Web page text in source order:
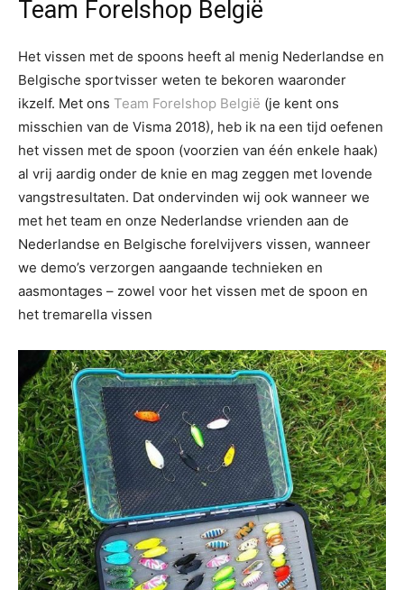
Team Forelshop België
Het vissen met de spoons heeft al menig Nederlandse en
Belgische sportvisser weten te bekoren waaronder
ikzelf. Met ons Team Forelshop België (je kent ons
misschien van de Visma 2018), heb ik na een tijd oefenen
het vissen met de spoon (voorzien van één enkele haak)
al vrij aardig onder de knie en mag zeggen met lovende
vangstresultaten. Dat ondervinden wij ook wanneer we
met het team en onze Nederlandse vrienden aan de
Nederlandse en Belgische forelvijvers vissen, wanneer
we demo’s verzorgen aangaande technieken en
aasmontages – zowel voor het vissen met de spoon en
het tremarella vissen